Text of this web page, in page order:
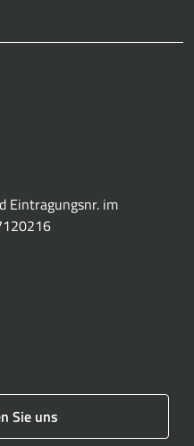
Eintragungsnr. im
Sie uns